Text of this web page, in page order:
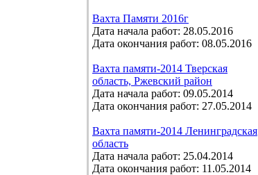
Вахта Памяти 2016г
Дата начала работ: 28.05.2016
Дата окончания работ: 08.05.2016
Вахта памяти-2014 Тверская
область, Ржевский район
Дата начала работ: 09.05.2014
Дата окончания работ: 27.05.2014
Вахта памяти-2014 Ленинградская
область
Дата начала работ: 25.04.2014
Дата окончания работ: 11.05.2014